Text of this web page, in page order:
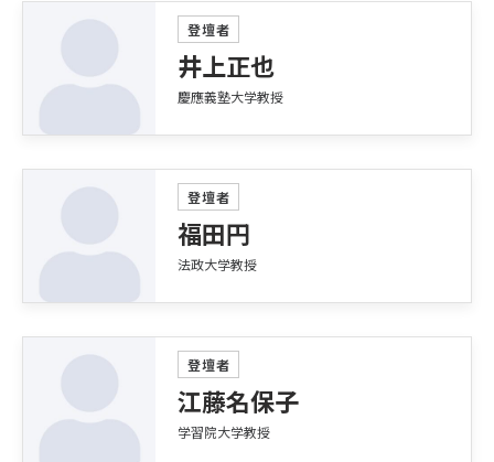
登壇者
井上正也
慶應義塾大学教授
登壇者
福田円
法政大学教授
登壇者
江藤名保子
学習院大学教授